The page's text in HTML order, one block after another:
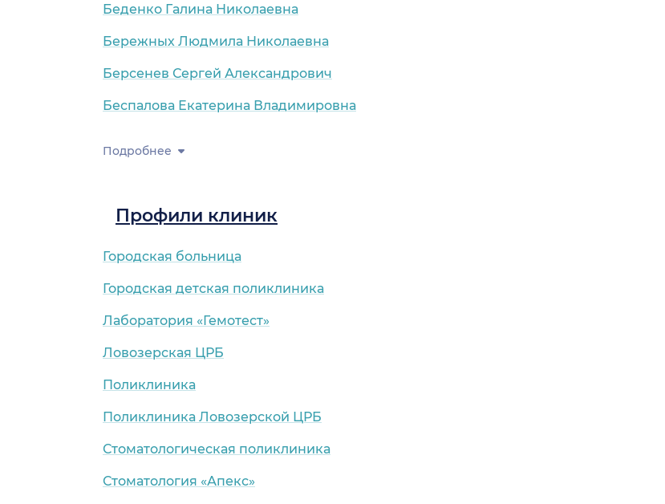
Беденко Галина Николаевна
Бережных Людмила Николаевна
Берсенев Сергей Александрович
Беспалова Екатерина Владимировна
Подробнее
Профили клиник
Городская больница
Городская детская поликлиника
Лаборатория «Гемотест»
Ловозерская ЦРБ
Поликлиника
Поликлиника Ловозерской ЦРБ
Стоматологическая поликлиника
Стоматология «Апекс»